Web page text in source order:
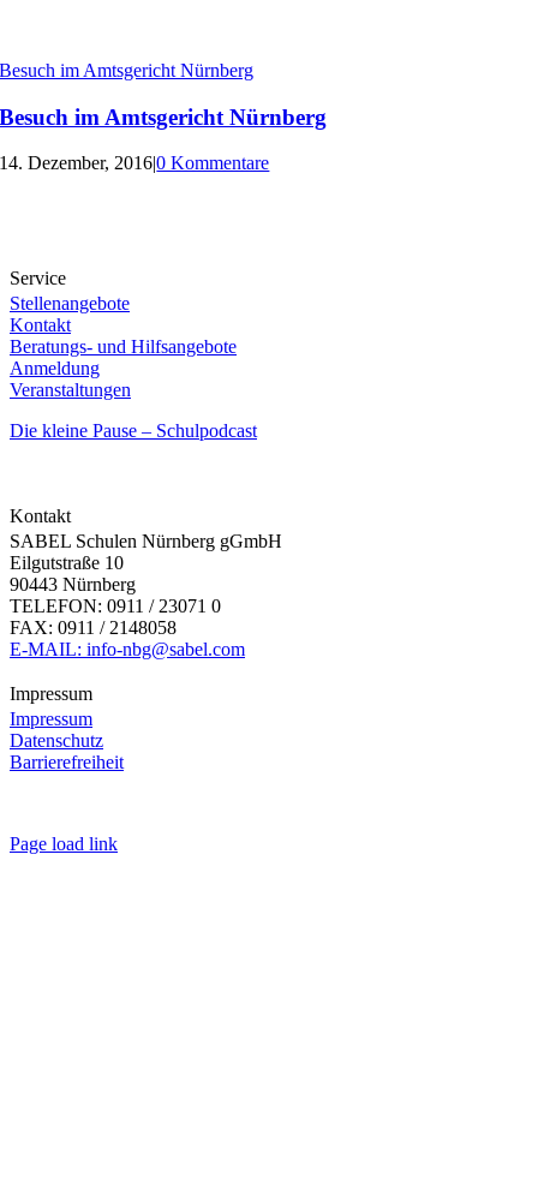
Besuch im Amtsgericht Nürnberg
Besuch im Amtsgericht Nürnberg
14. Dezember, 2016|0 Kommentare
Service
Stellenangebote
Kontakt
Beratungs- und Hilfsangebote
Anmeldung
Veranstaltungen
Die kleine Pause – Schulpodcast
Kontakt
SABEL Schulen Nürnberg gGmbH
Eilgutstraße 10
90443 Nürnberg
TELEFON: 0911 / 23071 0
FAX: 0911 / 2148058
E-MAIL: info-nbg@sabel.com
Impressum
Impressum
Datenschutz
Barrierefreiheit
Page load link